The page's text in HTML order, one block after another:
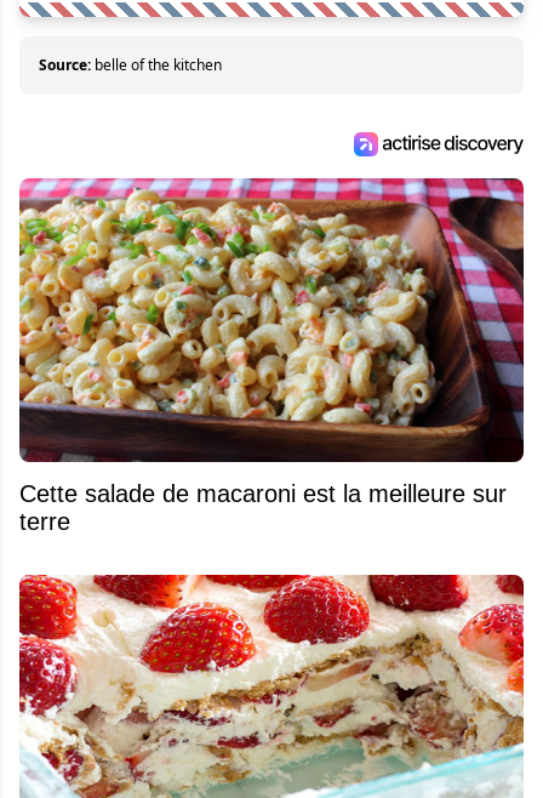
Source: belle of the kitchen
Cette salade de macaroni est la meilleure sur
terre